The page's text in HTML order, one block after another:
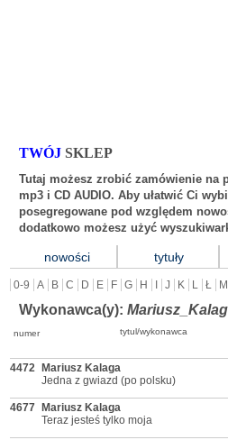
TWÓJ SKLEP
Tutaj możesz zrobić zamówienie na
mp3 i CD AUDIO. Aby ułatwić Ci
posegregowane pod względem
dodatkowo możesz użyć
nowości tytuły
0-9 A B C D E F G H J K L Ł M
Wykonawca(y):
numer tytul/wykonawca
4472
Mariusz Kalaga
Jedna z gwiazd (po polsku)
4677
Mariusz Kalaga
Teraz jesteś tylko moja